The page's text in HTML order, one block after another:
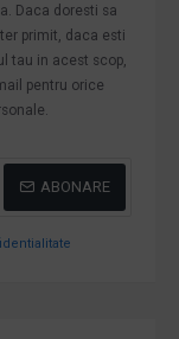
Daca doresti sa
primit, daca esti
tau in acest scop,
pentru orice
ABONARE